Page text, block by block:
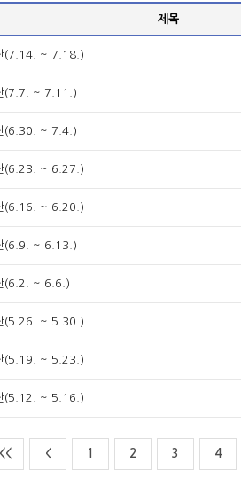
제목
(7.14. ~ 7.18.)
(7.7. ~ 7.11.)
(6.30. ~ 7.4.)
(6.23. ~ 6.27.)
(6.16. ~ 6.20.)
(6.9. ~ 6.13.)
(6.2. ~ 6.6.)
(5.26. ~ 5.30.)
(5.19. ~ 5.23.)
(5.12. ~ 5.16.)
<< < 1 2 3 4